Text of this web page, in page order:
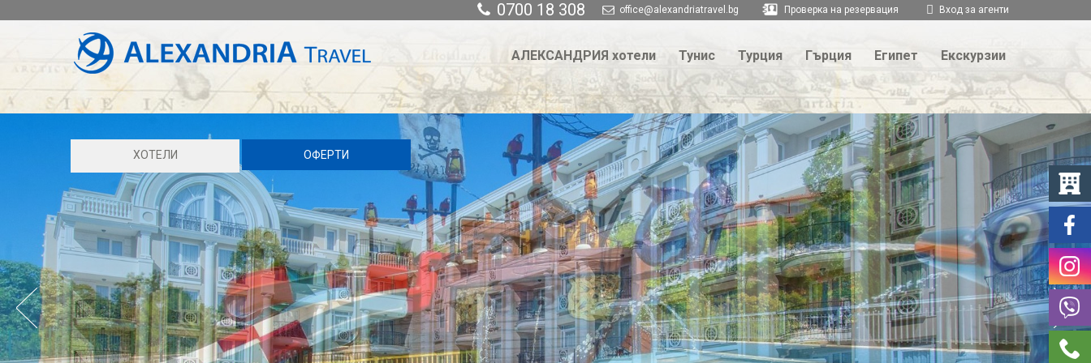
0700 18 308 office@alexandriatravel.bg Проверка на резервация Вход за агенти
АЛЕКСАНДРИЯ хотели Тунис Турция Гърция Египет Екскурзии
ХОТЕЛИ ОФЕРТИ